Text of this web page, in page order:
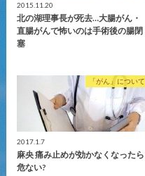
2015.11.20
北の湖理事長が死去…大腸がん・
直腸がんで怖いのは手術後の腸閉
塞
「がん」について
2017.1.7
麻央 痛み止めが効かなくなったら
危ない?